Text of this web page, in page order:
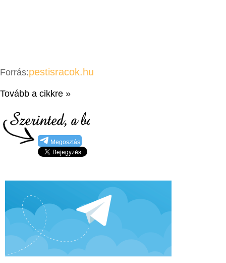
Forrás:pestisracok.hu
Tovább a cikkre »
Megosztás